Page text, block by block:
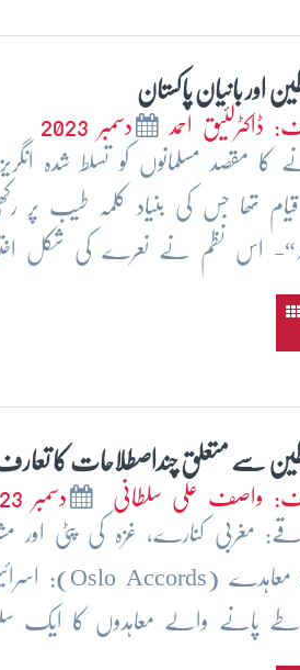
اور بانیان پاکستان
ڈاکٹرلئیق احمد
دسمبر 2023
کا مقصد مسلمانوں کو تسلط شدہ
تھا جس کی بنیاد کلمہ طیب پر
اللہ“- اس نظم نے نعرے کی شکل
سے متعلق چنداصطلاحات کا
واصف علی سلطانی
دسمبر 2023
مغربی کنارے، غزہ کی پٹی اور
طے پانے والے معاہدوں کا